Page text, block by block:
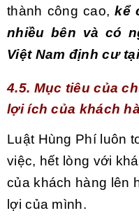
thành công cao,kể
nhiều bên và có
Việt Nam định cư
4.5. Mục tiêu của
lợi ích của khách
Luật Hùng Phí luôn
việc, hết lòng với
của khách hàng lên
lợi của mình.